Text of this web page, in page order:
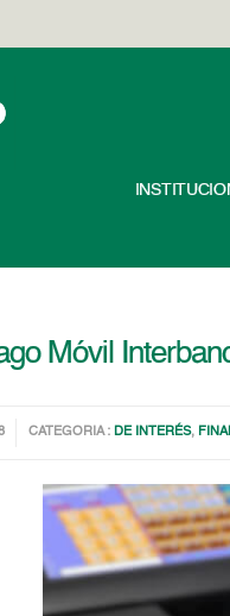
Móvil
CATEGORIA : DE INTERÉS,